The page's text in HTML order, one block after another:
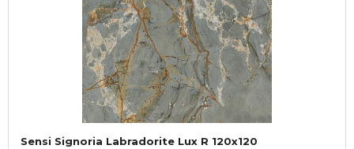
Sensi Signoria Labradorite Lux R 120x120